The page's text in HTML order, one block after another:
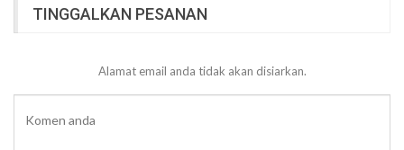
TINGGALKAN PESANAN
Alamat email anda tidak akan disiarkan.